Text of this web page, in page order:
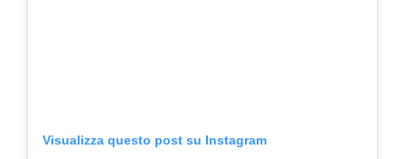
Visualizza questo post su Instagram